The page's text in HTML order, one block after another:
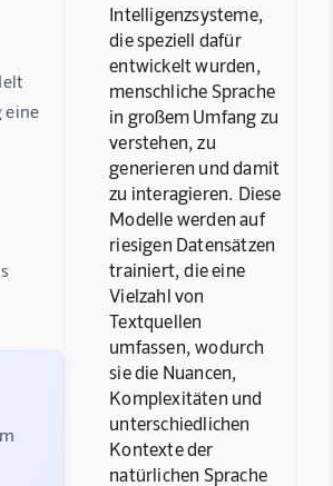
eine
Intelligenzsysteme,
die speziell dafür
entwickelt wurden,
menschliche Sprache
in großem Umfang zu
verstehen, zu
generieren und damit
zu interagieren. Diese
Modelle werden auf
riesigen Datensätzen
trainiert, die eine
Vielzahl von
Textquellen
umfassen, wodurch
sie die Nuancen,
Komplexitäten und
unterschiedlichen
Kontexte der
natürlichen Sprache